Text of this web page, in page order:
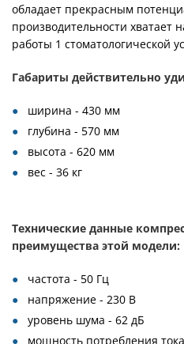
обладает прекрасным
производительности хватает
работы 1 стоматологической
Габариты действительно
ширина - 430 мм
глубина - 570 мм
высота - 620 мм
вес - 36 кг
Технические данные
преимущества этой модели:
частота - 50 Гц
напряжение - 230 В
уровень шума - 62 дБ
мощность потребления